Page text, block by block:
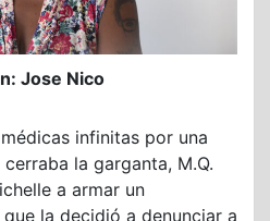
Jose Nico
infinitas por una
la garganta, M.Q.
a armar un
la decidió a denunciar a